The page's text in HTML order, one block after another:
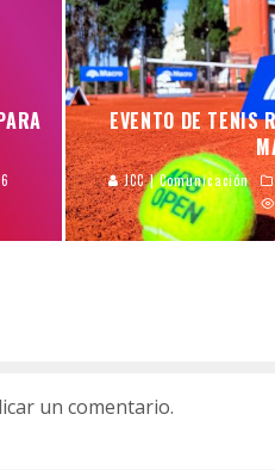
EVENTO DE TENIS
JCC | Comunicación
un comentario.